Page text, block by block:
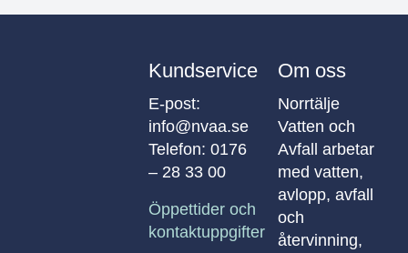
Kundservice
E-post:
info@nvaa.se
Telefon: 0176
– 28 33 00
Öppettider och
kontaktuppgifter
Om oss
Norrtälje
Vatten och
Avfall arbetar
med vatten,
avlopp, avfall
och
återvinning,